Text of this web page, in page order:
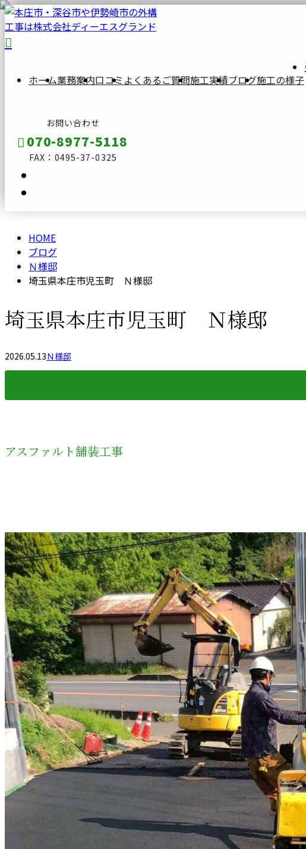
ホーム業務案内口コミ よくあるご質問施工実績ブログ施工の様子
お問い合わせ
070-8977-5118
FAX：0495-37-0325
メールフォーム
ブ
ロ
BLOG
HOME
ブログ
Ｎ様邸
埼玉県本庄市児玉町 Ｎ様邸
埼玉県本庄市児玉町 Ｎ様邸
2026.05.13Ｎ様邸
アスファルト舗装工事